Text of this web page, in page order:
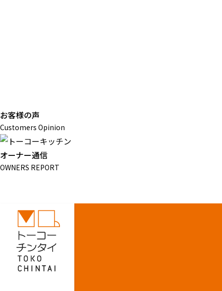
お客様の声
Customers Opinion
オーナー通信
OWNERS REPORT